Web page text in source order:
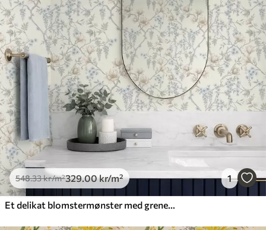
548.33kr/m²329.00kr/m² 1
Et delikat blomstermønster med grener og blomster